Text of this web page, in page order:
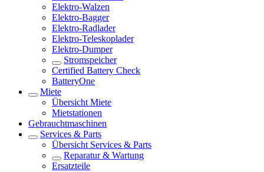
Elektro-Walzen
Elektro-Bagger
Elektro-Radlader
Elektro-Teleskoplader
Elektro-Dumper
Stromspeicher
Certified Battery Check
BatteryOne
Miete
Übersicht Miete
Mietstationen
Gebrauchtmaschinen
Services & Parts
Übersicht Services & Parts
Reparatur & Wartung
Ersatzteile